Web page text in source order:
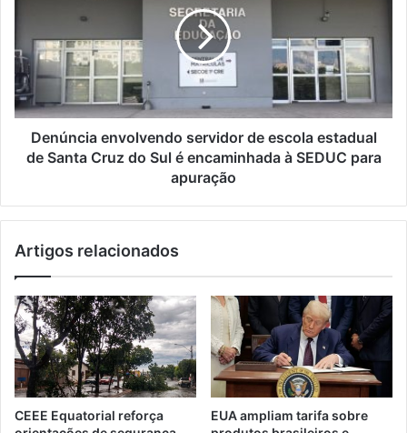
Denúncia envolvendo servidor de escola estadual
de Santa Cruz do Sul é encaminhada à SEDUC para
apuração
Artigos relacionados
CEEE Equatorial reforça
EUA ampliam tarifa sobre